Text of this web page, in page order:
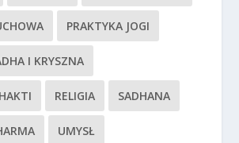
PRAKTYKA JOGI
I KRYSZNA
RELIGIA SADHANA
UMYSŁ